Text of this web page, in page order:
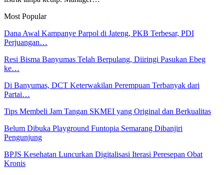
Most Popular
Dana Awal Kampanye Parpol di Jateng, PKB Terbesar, PDI
Perjuangan…
Resi Bisma Banyumas Telah Berpulang, Diiringi Pasukan Ebeg
ke…
Di Banyumas, DCT Keterwakilan Perempuan Terbanyak dari
Partai…
Tips Membeli Jam Tangan SKMEI yang Original dan Berkualitas
Belum Dibuka Playground Funtopia Semarang Dibanjiri
Pengunjung
BPJS Kesehatan Luncurkan Digitalisasi Iterasi Peresepan Obat
Kronis